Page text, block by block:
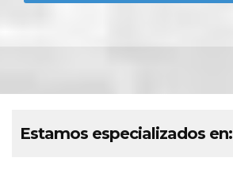
Estamos especializados en: